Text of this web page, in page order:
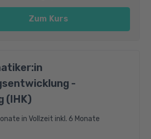
Zum Kurs
-
(IHK)
in Vollzeit inkl. 6 Monate